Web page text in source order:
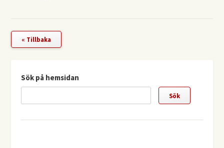
« Tillbaka
Sök på hemsidan